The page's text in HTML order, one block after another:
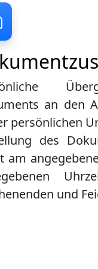
an den
persönlichen
des
am
und